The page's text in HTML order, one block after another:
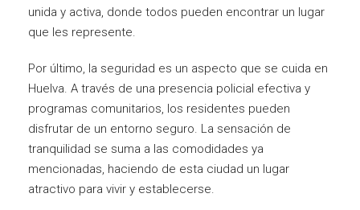
unida y activa, donde todos pueden encontrar un lugar
que les represente.
Por último, la seguridad es un aspecto que se cuida en
Huelva. A través de una presencia policial efectiva y
programas comunitarios, los residentes pueden
disfrutar de un entorno seguro. La sensación de
tranquilidad se suma a las comodidades ya
mencionadas, haciendo de esta ciudad un lugar
atractivo para vivir y establecerse.